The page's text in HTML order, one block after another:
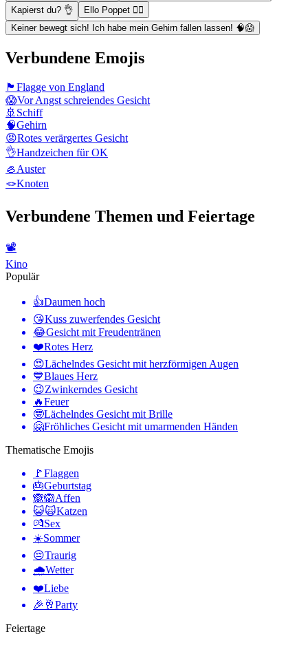
Kapierst du? 👌
Ello Poppet 🙋‍♂️
Keiner bewegt sich! Ich habe mein Gehirn fallen lassen! 🧠😱
Verbundene Emojis
🏴󠁧󠁢󠁥󠁮󠁧󠁿 Flagge von England
😱Vor Angst schreiendes Gesicht
🚢 Schiff
🧠Gehirn
😡Rotes verärgertes Gesicht
👌Handzeichen für OK
🦪Auster
🪢Knoten
Verbundene Themen und Feiertage
📽
Kino
Populär
👍Daumen hoch
😘Kuss zuwerfendes Gesicht
😂Gesicht mit Freudentränen
❤️Rotes Herz
😍Lächelndes Gesicht mit herzförmigen Augen
💙Blaues Herz
😉Zwinkerndes Gesicht
🔥Feuer
🤓Lächelndes Gesicht mit Brille
🤗Fröhliches Gesicht mit umarmenden Händen
Thematische Emojis
🚩Flaggen
🎂Geburtstag
🙈🙉Affen
😺🙀Katzen
💏Sex
☀️Sommer
😔Traurig
🌧Wetter
❤️Liebe
🎉🥂Party
Feiertage